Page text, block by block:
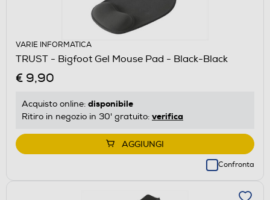
VARIE INFORMATICA
TRUST - Bigfoot Gel Mouse Pad - Black-Black
€ 9,90
Acquisto online: disponibile
Ritiro in negozio in 30' gratuito: verifica
AGGIUNGI
Confronta